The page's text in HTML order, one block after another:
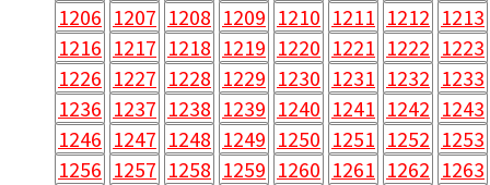
1206 1207 1208 1209 1210 1211 1212 1213
1216 1217 1218 1219 1220 1221 1222 1223
1226 1227 1228 1229 1230 1231 1232 1233
1236 1237 1238 1239 1240 1241 1242 1243
1246 1247 1248 1249 1250 1251 1252 1253
1256 1257 1258 1259 1260 1261 1262 1263